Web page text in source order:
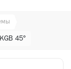
45°